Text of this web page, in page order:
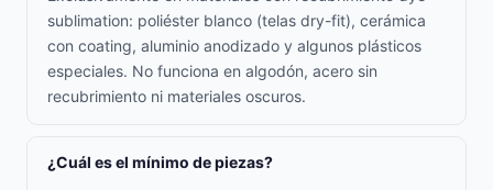
sublimation: poliéster blanco (telas dry-fit), cerámica
con coating, aluminio anodizado y algunos plásticos
especiales. No funciona en algodón, acero sin
recubrimiento ni materiales oscuros.
¿Cuál es el mínimo de piezas?